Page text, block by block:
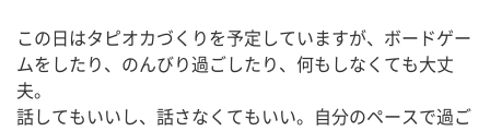
この日はタピオカづくりを予定していますが、ボードゲー
ムをしたり、のんびり過ごしたり、何もしなくても大丈
夫。
話してもいいし、話さなくてもいい。自分のペースで過ご